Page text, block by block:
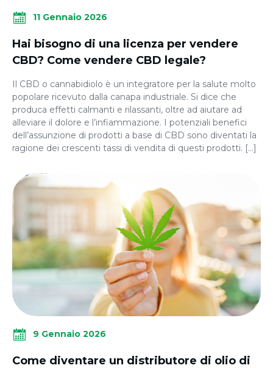
11 Gennaio 2026
Hai bisogno di una licenza per vendere
CBD? Come vendere CBD legale?
Il CBD o cannabidiolo è un integratore per la salute molto
popolare ricevuto dalla canapa industriale. Si dice che
produca effetti calmanti e rilassanti, oltre ad aiutare ad
alleviare il dolore e l’infiammazione. I potenziali benefici
dell’assunzione di prodotti a base di CBD sono diventati la
ragione dei crescenti tassi di vendita di questi prodotti. […]
9 Gennaio 2026
Come diventare un distributore di olio di